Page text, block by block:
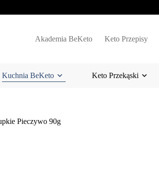
Akademia BeKeto Keto Przepisy
Kuchnia BeKeto Keto Przekąski
Pieczywo 90g